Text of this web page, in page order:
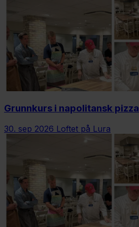
Grunnkurs i napolitansk
30. sep 2026 Loftet på Lura